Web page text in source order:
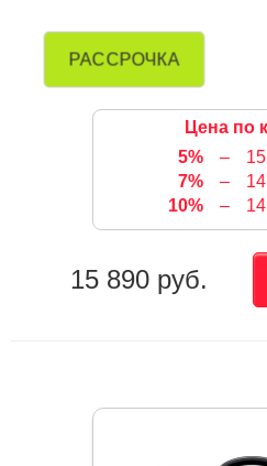
РАССРОЧКА
Цена по
5%
–
7%
–
10%
–
15 890 руб.